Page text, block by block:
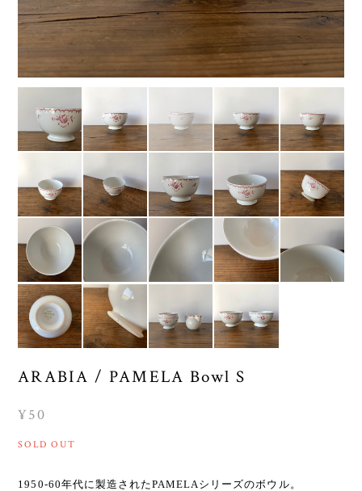
ARABIA / PAMELA Bowl S
¥50
SOLD OUT
1950-60年代に製造されたPAMELAシリーズのボウル。